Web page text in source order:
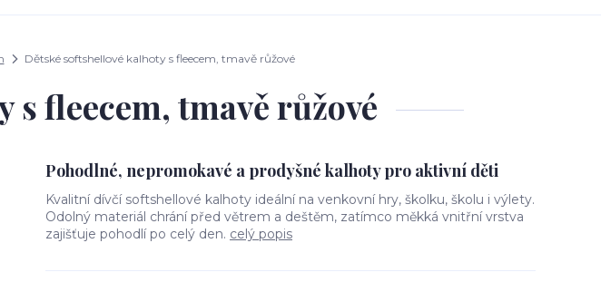
Dětské softshellové kalhoty s fleecem, tmavě růžové
s fleecem, tmavě růžové
Pohodlné, nepromokavé a prodyšné kalhoty pro aktivní děti
Kvalitní dívčí softshellové kalhoty ideální na venkovní hry, školku, školu i výlety.
Odolný materiál chrání před větrem a deštěm, zatímco měkká vnitřní vrstva
zajišťuje pohodlí po celý den. celý popis